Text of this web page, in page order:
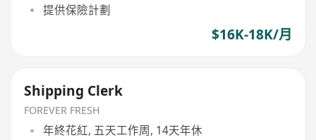
提供保險計劃
$16K-18K/月
Shipping Clerk
FOREVER FRESH
年終花紅, 五天工作周, 14天年休